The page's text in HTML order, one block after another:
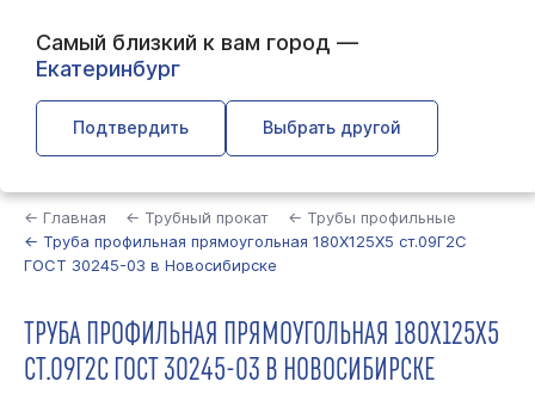
Самый близкий к вам город —
Екатеринбург
Подтвердить Выбрать другой
← Главная ← Трубный прокат
← Трубы профильные
← Труба профильная прямоугольная 180Х125Х5 ст.09Г2С
ГОСТ 30245-03 в Новосибирске
ТРУБА ПРОФИЛЬНАЯ ПРЯМОУГОЛЬНАЯ 180Х125Х5
СТ.09Г2С ГОСТ 30245-03 В НОВОСИБИРСКЕ